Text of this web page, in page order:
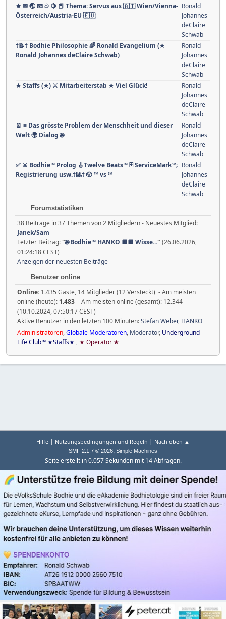
⚜ ✉ 🌏 📧 බ 🍋 📕 Thema: Servus aus 🇦🇹 Wien/Vienna-
Österreich/Austria-EU 🇪🇺
Ronald
Johannes
deClaire
Schwab
†📝† Bodhie Philosophie 🌈 Ronald Evangelium (★
Ronald Johannes deClaire Schwab)
Ronald
Johannes
deClaire
Schwab
★ Staffs (★) ⚔ Mitarbeiterstab ★ Viel Glück!
Ronald
Johannes
deClaire
Schwab
🪫 ≡ Das grösste Problem der Menschheit und dieser
Welt 🌍 Dialog 🌐
Ronald
Johannes
deClaire
Schwab
✅ ⚔ Bodhie™ Prolog 🎸Twelve Beats™ 🃏 ServiceMark℠;
Registrierung usw.†🎱† 🎲 ™ vs ℠
Ronald
Johannes
deClaire
Schwab
Forumstatistiken
38 Beiträge in 37 Themen von 2 Mitgliedern - Neuestes Mitglied:
Janek/Sam
Letzter Beitrag:"🌐 Bodhie™ HANKO 🔲🔲 Wisse..." (26.06.2026,
01:24:18 CEST)
Anzeigen der neuesten Beiträge
Benutzer online
Online: 1.435 Gäste, 14 Mitglieder (12 Versteckt) - Am meisten
online (heute): 1.483- Am meisten online (gesamt): 12.344
(10.10.2024, 07:50:17 CEST)
Aktive Benutzer in den letzten 100 Minuten:Stefan Weber, HANKO
Administratoren,Globale Moderatoren, Moderator, Underground
Life Club™ ★Staffs★ , ★ Operator ★
Hilfe | Nutzungsbedingungen und Regeln | Nach oben ▲
SMF 2.1.7 © 2026, Simple Machines
Seite erstellt in 0.057 Sekunden mit 14 Abfragen.